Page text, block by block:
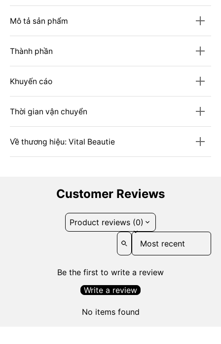
Mô tả sản phẩm
Thành phần
Khuyến cáo
Thời gian vận chuyển
Về thương hiệu: Vital Beautie
Customer Reviews
Product reviews (0)
Sort reviews by
Be the first to write a review
Write a review
No items found